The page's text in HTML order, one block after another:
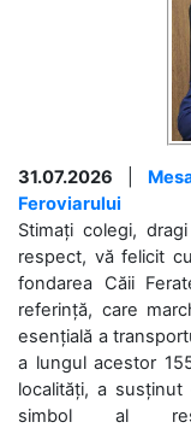
31.07.2026
Feroviarului
Stimați colegi,
respect, vă felicit
fondarea Căii
referință, care
esențială a
a lungul acestor
localități, a
simbol al